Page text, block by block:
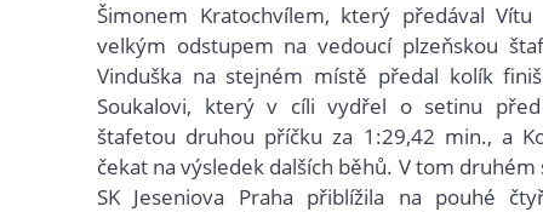
Šimonem Kratochvílem, který předával Vítu
velkým odstupem na vedoucí plzeňskou
Vinduška na stejném místě předal kolík
Soukalovi, který v cíli vydřel o setinu před
štafetou druhou příčku za 1:29,42 min., a
čekat na výsledek dalších běhů. V tom
SK Jeseniova Praha přiblížila na pouhé